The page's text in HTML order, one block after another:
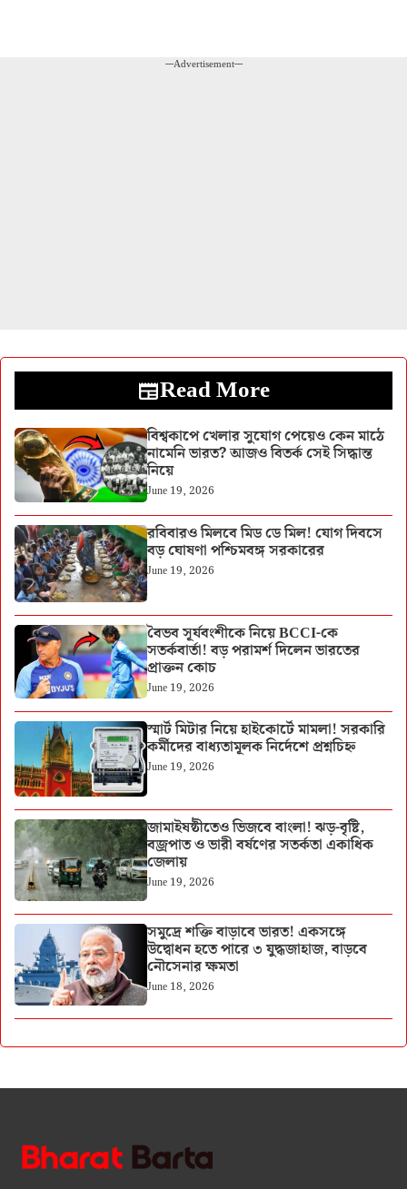
---Advertisement---
Read More
বিশ্বকাপে খেলার সুযোগ পেয়েও কেন মাঠে
নামেনি ভারত? আজও বিতর্ক সেই সিদ্ধান্ত
নিয়ে
June 19, 2026
রবিবারও মিলবে মিড ডে মিল! যোগ দিবসে
বড় ঘোষণা পশ্চিমবঙ্গ সরকারের
June 19, 2026
বৈভব সূর্যবংশীকে নিয়ে BCCI-কে
সতর্কবার্তা! বড় পরামর্শ দিলেন ভারতের
প্রাক্তন কোচ
June 19, 2026
স্মার্ট মিটার নিয়ে হাইকোর্টে মামলা! সরকারি
কর্মীদের বাধ্যতামূলক নির্দেশে প্রশ্নচিহ্ন
June 19, 2026
জামাইষষ্ঠীতেও ভিজবে বাংলা! ঝড়-বৃষ্টি,
বজ্রপাত ও ভারী বর্ষণের সতর্কতা একাধিক
জেলায়
June 19, 2026
সমুদ্রে শক্তি বাড়াবে ভারত! একসঙ্গে
উদ্বোধন হতে পারে ৩ যুদ্ধজাহাজ, বাড়বে
নৌসেনার ক্ষমতা
June 18, 2026